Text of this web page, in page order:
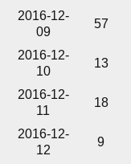
2016-12-
09
57
2016-12-
10
13
2016-12-
11
18
2016-12-
12
9